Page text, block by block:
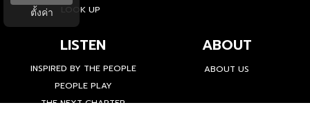
LOOK UP
LISTEN
INSPIRED BY THE PEOPLE
PEOPLE PLAY
THE NEXT CHAPTER
ABOUT
ABOUT US
ตั้งค่า